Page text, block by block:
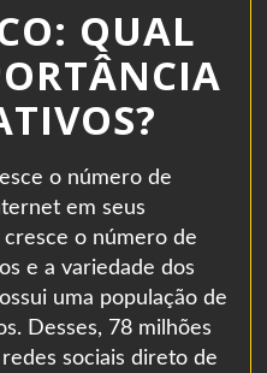
QUAL
o número de
em seus
o número de
e a variedade dos
uma população de
Desses, 78 milhões
redes sociais direto de